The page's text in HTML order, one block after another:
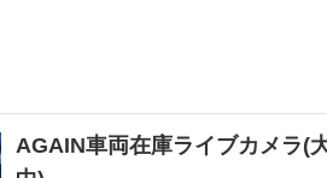
AGAIN車両在庫ライブカメラ(